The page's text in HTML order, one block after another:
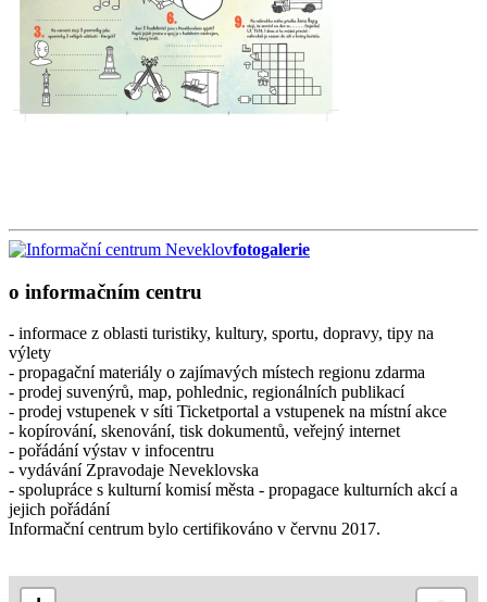
fotogalerie
o informačním centru
- informace z oblasti turistiky, kultury, sportu, dopravy, tipy na
výlety
- propagační materiály o zajímavých místech regionu zdarma
- prodej suvenýrů, map, pohlednic, regionálních publikací
- prodej vstupenek v síti Ticketportal a vstupenek na místní akce
- kopírování, skenování, tisk dokumentů, veřejný internet
- pořádání výstav v infocentru
- vydávání Zpravodaje Neveklovska
- spolupráce s kulturní komisí města - propagace kulturních akcí a
jejich pořádání
Informační centrum bylo certifikováno v červnu 2017.